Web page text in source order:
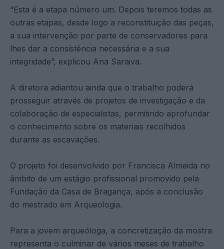
“Esta é a etapa número um. Depois teremos todas as
outras etapas, desde logo a reconstituição das peças,
a sua intervenção por parte de conservadores para
lhes dar a consistência necessária e a sua
integridade”, explicou Ana Saraiva.
A diretora adiantou ainda que o trabalho poderá
prosseguir através de projetos de investigação e da
colaboração de especialistas, permitindo aprofundar
o conhecimento sobre os materiais recolhidos
durante as escavações.
O projeto foi desenvolvido por Francisca Almeida no
âmbito de um estágio profissional promovido pela
Fundação da Casa de Bragança, após a conclusão
do mestrado em Arqueologia.
Para a jovem arqueóloga, a concretização da mostra
representa o culminar de vários meses de trabalho